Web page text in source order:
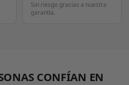
Sin riesgo gracias a nuestra
garantía.
CONFÍAN EN